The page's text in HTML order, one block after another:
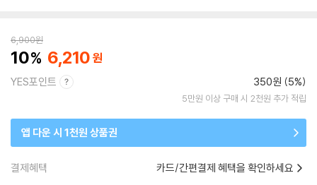
6,900원
10 6,210
YES포인트 350원 (5%)
5만원 이상 구매 시 2천원 추가 적립
앱 다운 시 1천원 상품권
결제혜택 카드/간편결제 혜택을 확인하세요